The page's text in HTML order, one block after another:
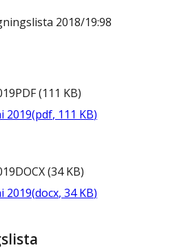
2018/19:98
PDF(111 KB)
2019(pdf, 111 KB)
DOCX(34 KB)
2019(docx, 34 KB)